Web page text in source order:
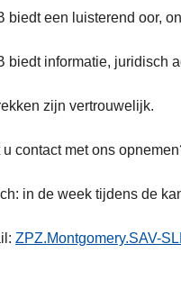
biedt een luisterend oor,
biedt informatie, juridisch
zijn vertrouwelijk.
u contact met ons
in de week tijdens de
ZPZ.Montgomery.SAV-